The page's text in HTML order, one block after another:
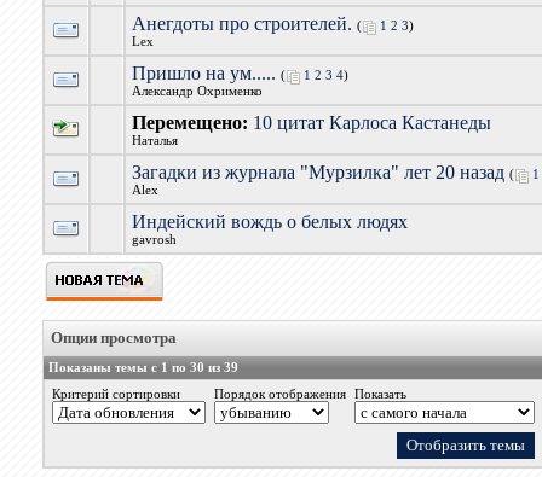
Анегдоты про строителей. ( 1 2 3)
Lex
Пришло на ум..... ( 1 2 3 4)
Александр Охрименко
Перемещено: 10 цитат Карлоса Кастанеды
Наталья
Загадки из журнала "Мурзилка" лет 20 назад (
1
Alex
Индейский вождь о белых людях
gavrosh
Опции просмотра
Показаны темы с 1 по 30 из 39
Критерий сортировки
Порядок отображения Показать